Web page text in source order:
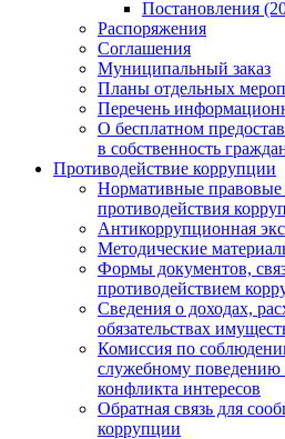
Постановления
Распоряжения
Соглашения
Муниципальный заказ
Планы отдельных
Перечень
О бесплатном
в собственность
Противодействие коррупции
Нормативные
противодействия
Антикоррупционная
Методические
Формы документов,
противодействием
Сведения о доходах,
обязательствах
Комиссия по
служебному поведению
конфликта интересов
Обратная связь для
коррупции